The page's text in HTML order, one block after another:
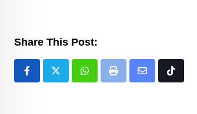
Share This Post:
WhatsappPrint
Share
Tiktok